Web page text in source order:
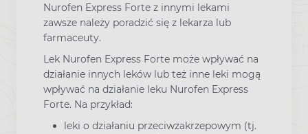
Nurofen Express Forte z innymi lekami
zawsze należy poradzić się z lekarza lub
farmaceuty.
Lek Nurofen Express Forte może wpływać na
działanie innych leków lub też inne leki mogą
wpływać na działanie leku Nurofen Express
Forte. Na przykład:
leki o działaniu przeciwzakrzepowym (tj.